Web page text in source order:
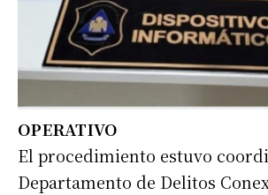
OPERATIVO
El procedimiento estuvo
Departamento de Delitos